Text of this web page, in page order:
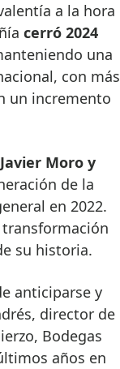
a la hora
cerró 2024
una
con más
un incremento
Moro y
de la
en 2022.
su historia.
anticiparse y
director de
Bodegas
años en